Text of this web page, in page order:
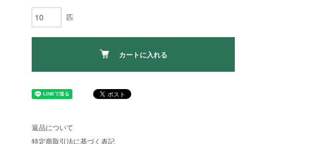
匹
カートに入れる
返品について
特定商取引法に基づく表記